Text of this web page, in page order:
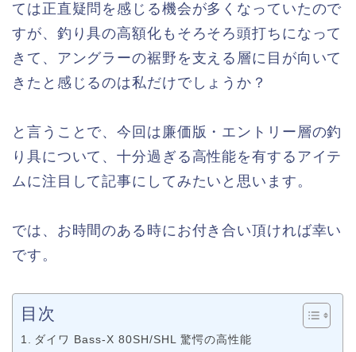
ては正直疑問を感じる機会が多くなっていたので
すが、釣り具の高額化もそろそろ頭打ちになって
きて、アングラーの裾野を支える層に目が向いて
きたと感じるのは私だけでしょうか？
と言うことで、今回は廉価版・エントリー層の釣
り具について、十分過ぎる高性能を有するアイテ
ムに注目して記事にしてみたいと思います。
では、お時間のある時にお付き合い頂ければ幸い
です。
目次
ダイワ Bass-X 80SH/SHL 驚愕の高性能